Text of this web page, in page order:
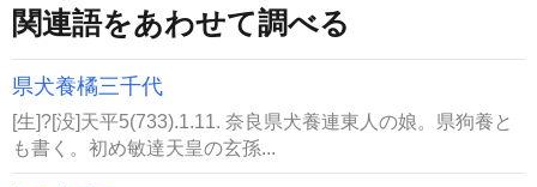
関連語をあわせて調べる
県犬養橘三千代
[生]?[没]天平5(733).1.11. 奈良県犬養連東人の娘。県狗養と
も書く。初め敏達天皇の玄孫...